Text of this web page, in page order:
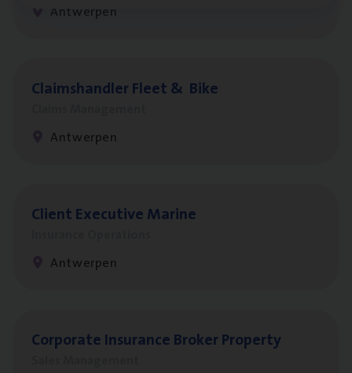
Antwerpen
Claims­hand­ler Fleet& Bike
Antwerpen
Client Exe­cu­ti­ve Marine
Antwerpen
Cor­po­ra­te Insu­ran­ce Bro­ker Property